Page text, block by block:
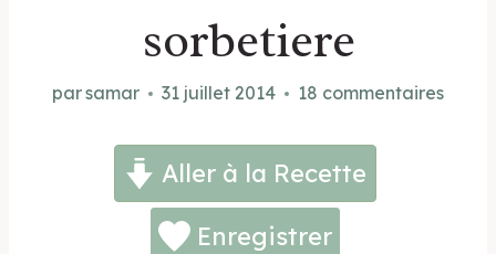
sorbetiere
parsamar 31 juillet 2014 18 commentaires
Aller à la Recette
Enregistrer